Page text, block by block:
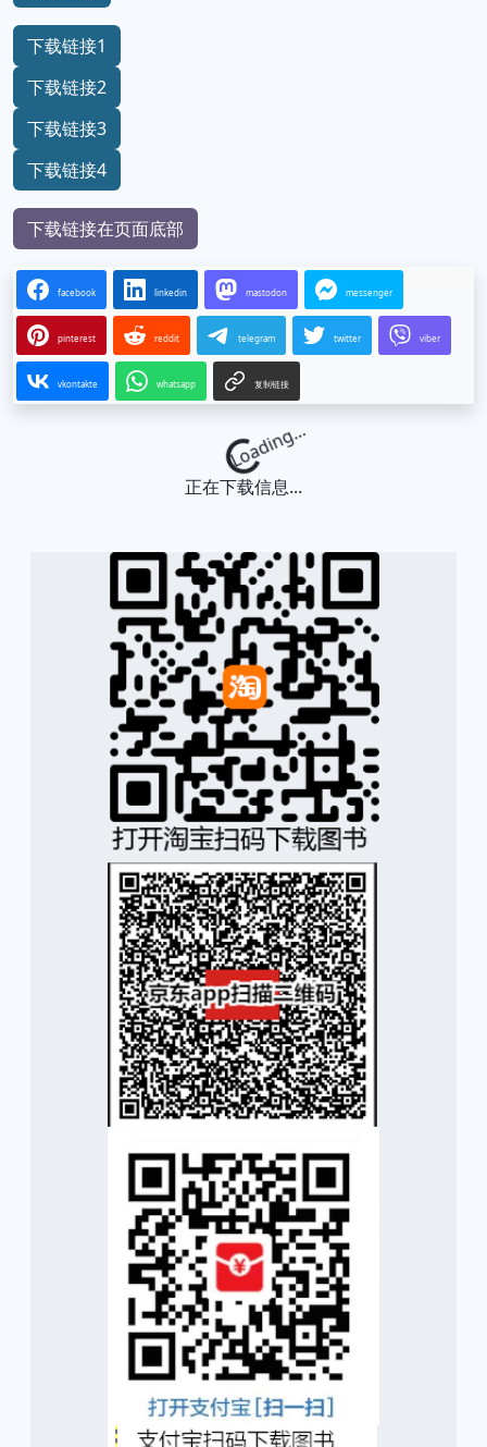
下载链接1
下载链接2
下载链接3
下载链接4
下载链接在页面底部
facebook linkedin mastodon messenger
pinterest reddit telegram twitter viber
vkontakte whatsapp 复制链接
Loading...
正在下载信息...